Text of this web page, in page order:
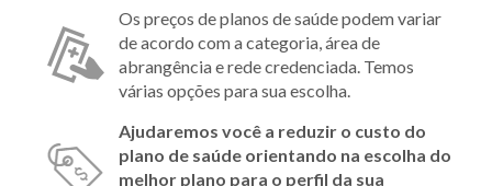
Os preços de planos de saúde podem variar
de acordo com a categoria, área de
abrangência e rede credenciada. Temos
várias opções para sua escolha.
Ajudaremos você a reduzir o custo do
plano de saúde orientando na escolha do
melhor plano para o perfil da sua